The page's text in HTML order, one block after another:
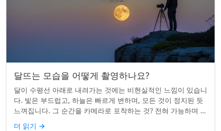
달뜨는 모습을 어떻게 촬영하나요?
달이 수평선 아래로 내려가는 것에는 비현실적인 느낌이 있습니
다. 빛은 부드럽고, 하늘은 빠르게 변하며, 모든 것이 정지된 듯
느껴집니다. 그 순간을 카메라로 포착하는 것? 전혀 가능하며 가
치가 있습니다. 간단한 팁:...
더 읽기 →